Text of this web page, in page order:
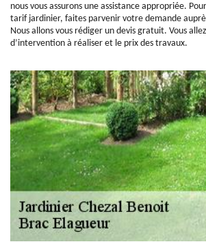
nous vous assurons une assistance appropriée.
tarif jardinier, faites parvenir votre demande
Nous allons vous rédiger un devis gratuit. Vous
d’intervention à réaliser et le prix des travaux.